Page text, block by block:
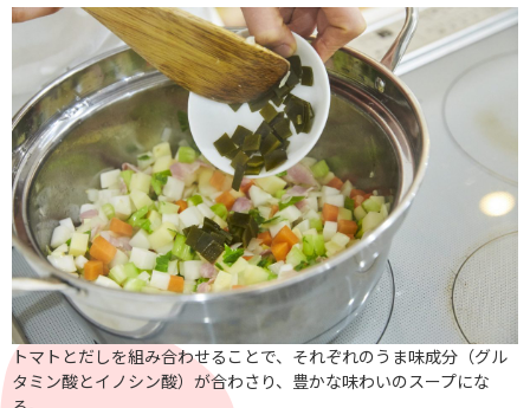
トマトとだしを組み合わせることで、それぞれのうま味成分（グル
タミン酸とイノシン酸）が合わさり、豊かな味わいのスープにな